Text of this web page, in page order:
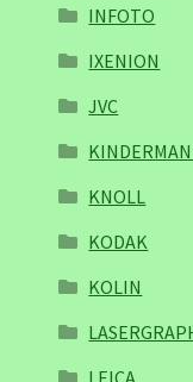
INFOTO
IXENION
JVC
KNOLL
KODAK
KOLIN